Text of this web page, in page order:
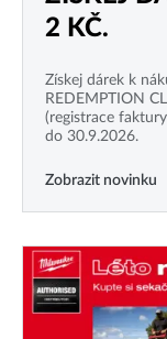
2 KČ.
Získej dárek k
REDEMPTION
(registrace
do 30.9.2026.
Zobrazit novinku